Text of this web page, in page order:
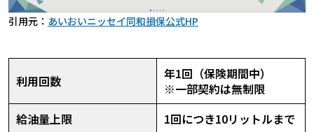
引用元： あいおいニッセイ同和損保公式HP
利用回数
年1回（保険期間中）
※一部契約は無制限
給油量上限
1回につき10リットルまで